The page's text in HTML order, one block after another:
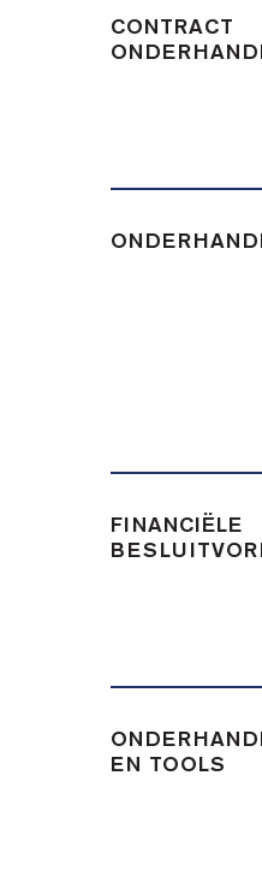
CONTRACT
FINANCIËLE
EN TOOLS